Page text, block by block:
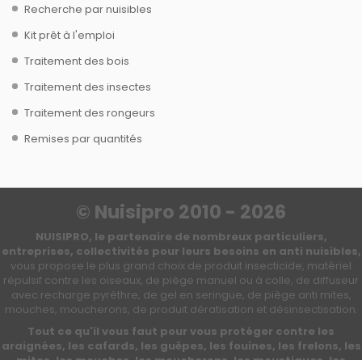
Recherche par nuisibles
Kit prêt à l'emploi
Traitement des bois
Traitement des insectes
Traitement des rongeurs
Remises par quantités
© Nuisipro 2010 - 2026
NUISIPRO, le partenaire de nombreux particuliers,
entreprises, collectivités pour leurs besoins en anti nuisibles,
vous propose le plus grand choix de produit insecticide, matériel
répulsif contre les oiseaux, de piège manuel ou à colle, de diffuseur
avec recharge pyrèthre, de gel en seringue, de piège anti mites,
mouches, moucherons, de produit dératisation et désinsectisation.
Tout ce qu'il vous faut pour vous protéger contre les
araignées, les cafards, les guêpes, les fouines, les frelons, les